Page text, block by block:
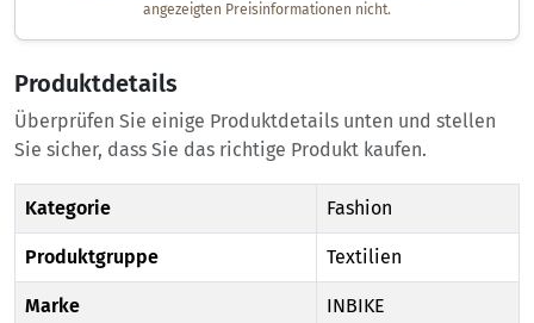
angezeigten Preisinformationen nicht.
Produktdetails
Überprüfen Sie einige Produktdetails unten und stellen
Sie sicher, dass Sie das richtige Produkt kaufen.
Kategorie Fashion
Produktgruppe Textilien
Marke INBIKE